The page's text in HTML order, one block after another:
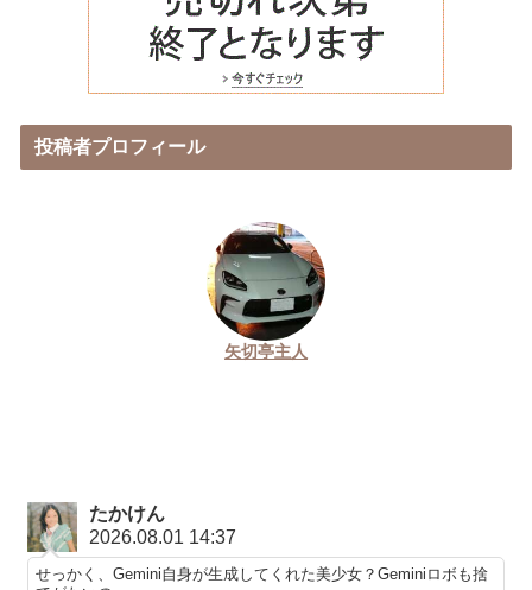
投稿者プロフィール
矢切亭主人
たかけん
2026.08.01 14:37
せっかく、Gemini自身が生成してくれた美少女？Geminiロボも捨